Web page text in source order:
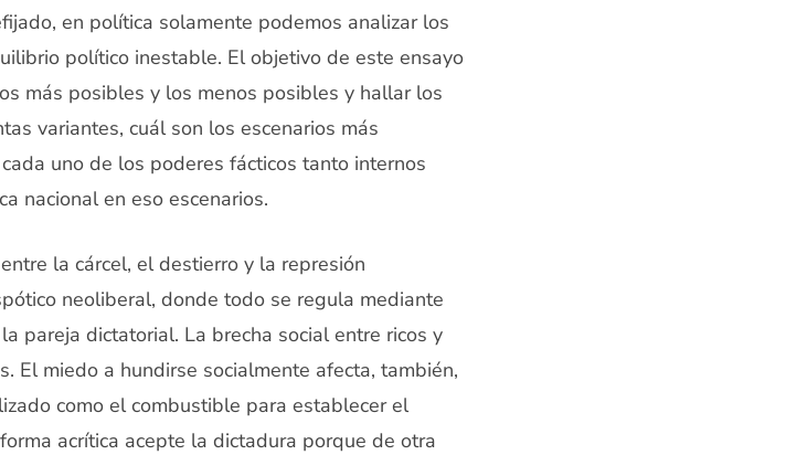
en política solamente podemos analizar los
político inestable. El objetivo de este ensayo
más posibles y los menos posibles y hallar los
variantes, cuál son los escenarios más
uno de los poderes fácticos tanto internos
nacional en eso escenarios.
la cárcel, el destierro y la represión
neoliberal, donde todo se regula mediante
pareja dictatorial. La brecha social entre ricos y
El miedo a hundirse socialmente afecta, también,
como el combustible para establecer el
acrítica acepte la dictadura porque de otra